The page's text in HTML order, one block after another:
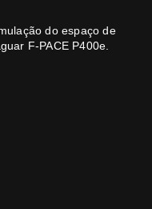
do espaço de
F-PACE P400e.